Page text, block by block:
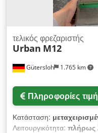
Gütersloh 1.765 km
τελικός φρεζαριστής
Urban M12
Πληροφορίες
Κατάσταση:
Λειτουργικότητα: πλήρως